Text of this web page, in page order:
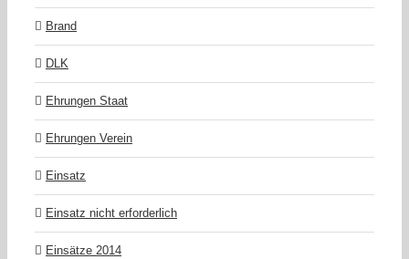
Brand
DLK
Ehrungen Staat
Ehrungen Verein
Einsatz
Einsatz nicht erforderlich
Einsätze 2014